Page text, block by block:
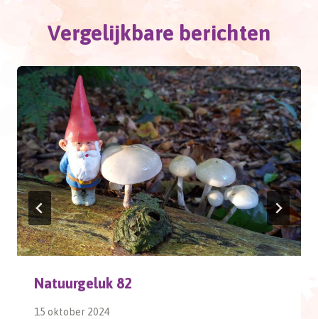
Vergelijkbare berichten
Natuurgeluk 82
15 oktober 2024